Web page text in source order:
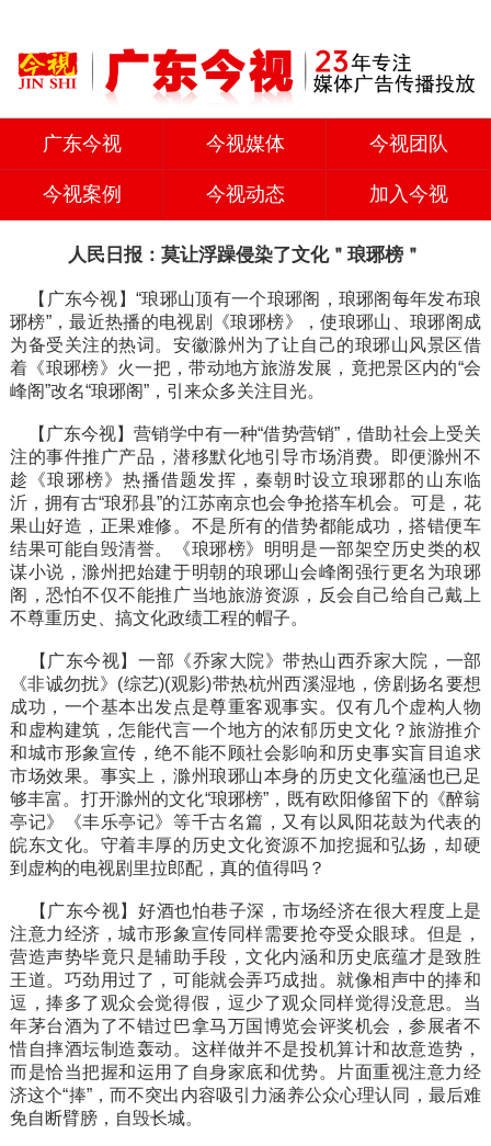
广东今视 今视媒体 今视团队
今视案例 今视动态 加入今视
人民日报：莫让浮躁侵染了文化＂琅琊榜＂
【广东今视】“琅琊山顶有一个琅琊阁，琅琊阁每年发布琅
琊榜”，最近热播的电视剧《琅琊榜》，使琅琊山、琅琊阁成
为备受关注的热词。安徽滁州为了让自己的琅琊山风景区借
着《琅琊榜》火一把，带动地方旅游发展，竟把景区内的“会
峰阁”改名“琅琊阁”，引来众多关注目光。
【广东今视】营销学中有一种“借势营销”，借助社会上受关
注的事件推广产品，潜移默化地引导市场消费。即便滁州不
趁《琅琊榜》热播借题发挥，秦朝时设立琅琊郡的山东临
沂，拥有古“琅邪县”的江苏南京也会争抢搭车机会。可是，花
果山好造，正果难修。不是所有的借势都能成功，搭错便车
结果可能自毁清誉。《琅琊榜》明明是一部架空历史类的权
谋小说，滁州把始建于明朝的琅琊山会峰阁强行更名为琅琊
阁，恐怕不仅不能推广当地旅游资源，反会自己给自己戴上
不尊重历史、搞文化政绩工程的帽子。
【广东今视】 一部《乔家大院》带热山西乔家大院，一部
《非诚勿扰》(综艺)(观影)带热杭州西溪湿地，傍剧扬名要想
成功，一个基本出发点是尊重客观事实。仅有几个虚构人物
和虚构建筑，怎能代言一个地方的浓郁历史文化？旅游推介
和城市形象宣传，绝不能不顾社会影响和历史事实盲目追求
市场效果。事实上，滁州琅琊山本身的历史文化蕴涵也已足
够丰富。打开滁州的文化“琅琊榜”，既有欧阳修留下的《醉翁
亭记》《丰乐亭记》等千古名篇，又有以凤阳花鼓为代表的
皖东文化。守着丰厚的历史文化资源不加挖掘和弘扬，却硬
到虚构的电视剧里拉郎配，真的值得吗？
【广东今视】 好酒也怕巷子深，市场经济在很大程度上是
注意力经济，城市形象宣传同样需要抢夺受众眼球。但是，
营造声势毕竟只是辅助手段，文化内涵和历史底蕴才是致胜
王道。巧劲用过了，可能就会弄巧成拙。就像相声中的捧和
逗，捧多了观众会觉得假，逗少了观众同样觉得没意思。当
年茅台酒为了不错过巴拿马万国博览会评奖机会，参展者不
惜自摔酒坛制造轰动。这样做并不是投机算计和故意造势，
而是恰当把握和运用了自身家底和优势。片面重视注意力经
济这个“捧”，而不突出内容吸引力涵养公众心理认同，最后难
免自断臂膀，自毁长城。